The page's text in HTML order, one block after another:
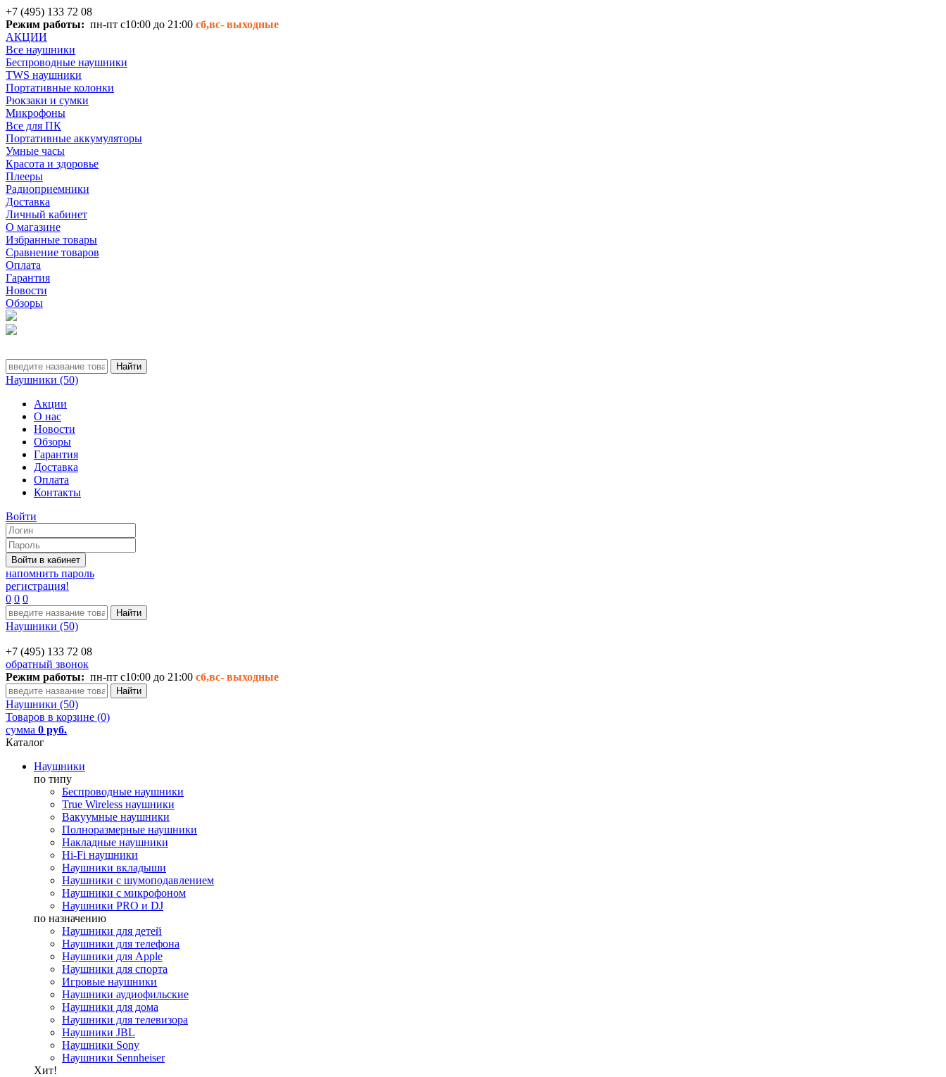
+7 (495) 133 72 08
Режим работы: пн-пт с10:00 до 21:00 сб,вс- выходные
АКЦИИ
Все наушники
Беспроводные наушники
TWS наушники
Портативные колонки
Рюкзаки и сумки
Микрофоны
Все для ПК
Портативные аккумуляторы
Умные часы
Красота и здоровье
Плееры
Радиоприемники
Доставка
Личный кабинет
О магазине
Избранные товары
Сравнение товаров
Оплата
Гарантия
Новости
Обзоры
Наушники (50)
Акции
О нас
Новости
Обзоры
Гарантия
Доставка
Оплата
Контакты
Войти
напомнить пароль
регистрация!
0 0 0
Наушники (50)
+7 (495) 133 72 08
обратный звонок
Режим работы: пн-пт с10:00 до 21:00 сб,вс- выходные
Наушники (50)
Товаров в корзине (0)
сумма 0 руб.
Каталог
Наушники
по типу
Беспроводные наушники
True Wireless наушники
Вакуумные наушники
Полноразмерные наушники
Накладные наушники
Hi-Fi наушники
Наушники вкладыши
Наушники с шумоподавлением
Наушники с микрофоном
Наушники PRO и DJ
по назначению
Наушники для детей
Наушники для телефона
Наушники для Apple
Наушники для спорта
Игровые наушники
Наушники аудиофильские
Наушники для дома
Наушники для телевизора
Наушники JBL
Наушники Sony
Наушники Sennheiser
Хит!